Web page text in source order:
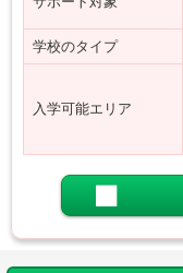
学校のタイプ
入学可能エリア